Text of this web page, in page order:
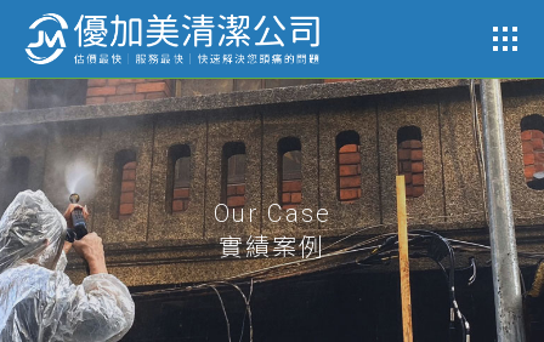
Our Case
實績案例